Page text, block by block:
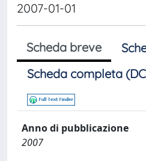
2007-01-01
Scheda breve
Scheda completa
Anno di pubblicazione
2007